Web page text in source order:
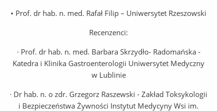
• Prof. dr hab. n. med. Rafał Filip – Uniwersytet Rzeszowski
Recenzenci:
· Prof. dr hab. n. med. Barbara Skrzydło- Radomańska -
Katedra i Klinika Gastroenterologii Uniwersytet Medyczny
w Lublinie
· Dr hab. n. o zdr. Grzegorz Raszewski - Zakład Toksykologii
i Bezpieczeństwa Żywności Instytut Medycyny Wsi im.